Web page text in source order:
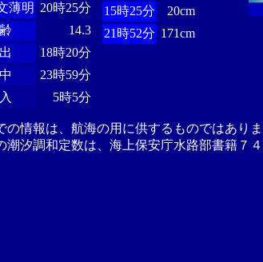
薄明 20時25分
14.3
18時20分
23時59分
5時5分
15時25分
20cm
21時52分 171cm
の情報は、航海の用に供するものではあり
潮汐調和定数は、海上保安庁水路部書籍７